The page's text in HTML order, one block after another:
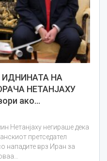
ИДНИНАТА НА
НЕТАНЈАХУ
ако…
Нетанјаху негираше дека
претседател
нападите врз Иран за